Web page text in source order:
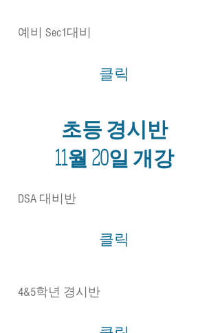
DSA 대비반
클릭
4&5학년 경시반
초등 경시반
11월 20일 개강
예비 Sec1대비
클릭